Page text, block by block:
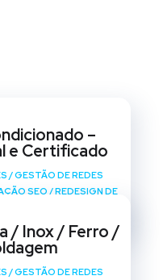
–
e Certificado
/GESTÃO DE REDES
SEO /REDESIGN DE
/ Inox / Ferro /
/GESTÃO DE REDES